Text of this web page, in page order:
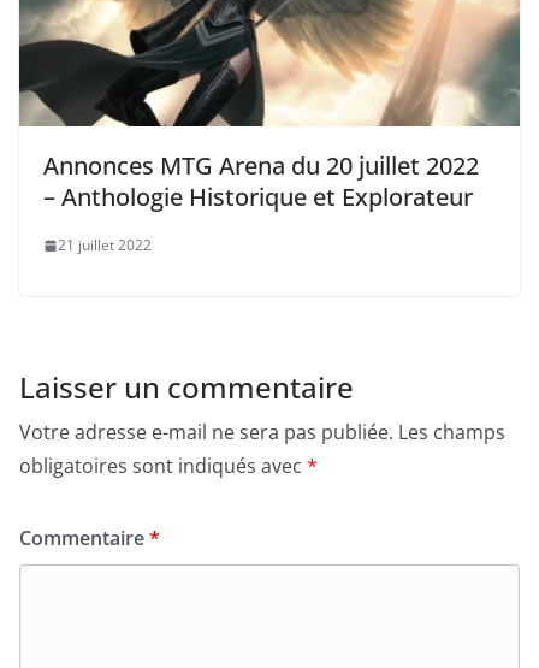
Annonces MTG Arena du 20 juillet 2022
– Anthologie Historique et Explorateur
21 juillet 2022
Laisser un commentaire
Votre adresse e-mail ne sera pas publiée. Les champs
obligatoires sont indiqués avec *
Commentaire*